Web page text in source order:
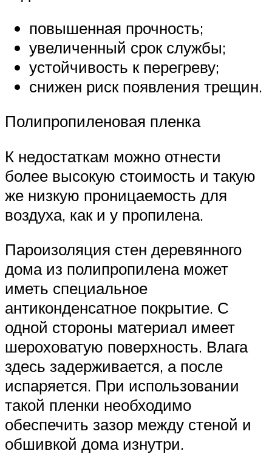
повышенная прочность;
увеличенный срок службы;
устойчивость к перегреву;
снижен риск появления трещин.
Полипропиленовая пленка
К недостаткам можно отнести
более высокую стоимость и такую
же низкую проницаемость для
воздуха, как и у пропилена.
Пароизоляция стен деревянного
дома из полипропилена может
иметь специальное
антиконденсатное покрытие. С
одной стороны материал имеет
шероховатую поверхность. Влага
здесь задерживается, а после
испаряется. При использовании
такой пленки необходимо
обеспечить зазор между стеной и
обшивкой дома изнутри.